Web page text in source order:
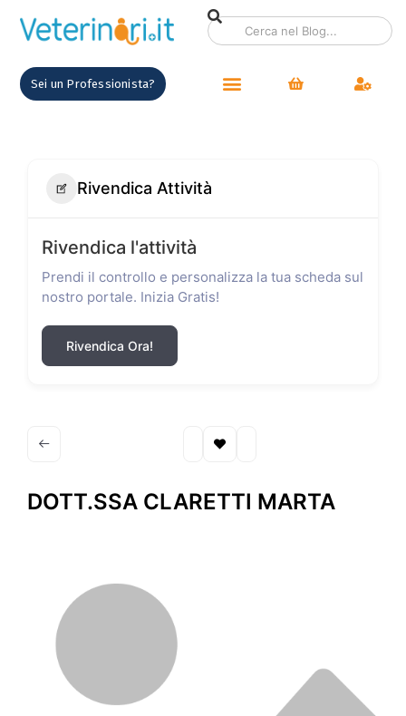
Sei un Professionista?
Rivendica Attività
Rivendica l'attività
Prendi il controllo e personalizza la tua scheda sul
nostro portale. Inizia Gratis!
Rivendica Ora!
DOTT.SSA CLARETTI MARTA